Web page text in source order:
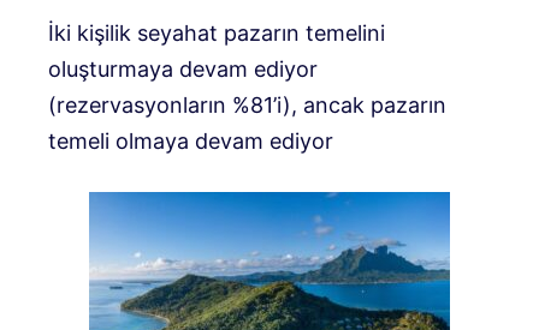
İki kişilik seyahat pazarın temelini
oluşturmaya devam ediyor
(rezervasyonların %81’i), ancak pazarın
temeli olmaya devam ediyor